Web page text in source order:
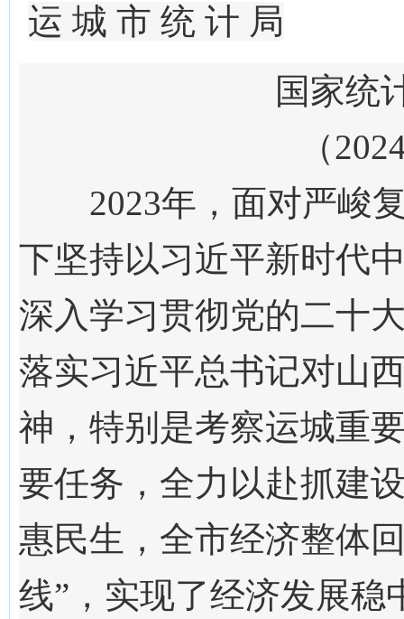
运 城 市 统 计 局
国家统
（202
2023年，面对严峻
下坚持以习近平新时代
深入学习贯彻党的二十
落实习近平总书记对山
神，特别是考察运城重
要任务，全力以赴抓建
惠民生，全市经济整体
线”，实现了经济发展